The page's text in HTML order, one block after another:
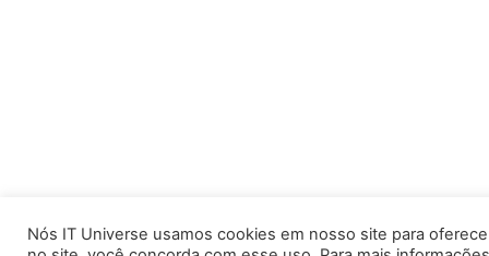
Nós IT Universe usamos cookies em nosso site para